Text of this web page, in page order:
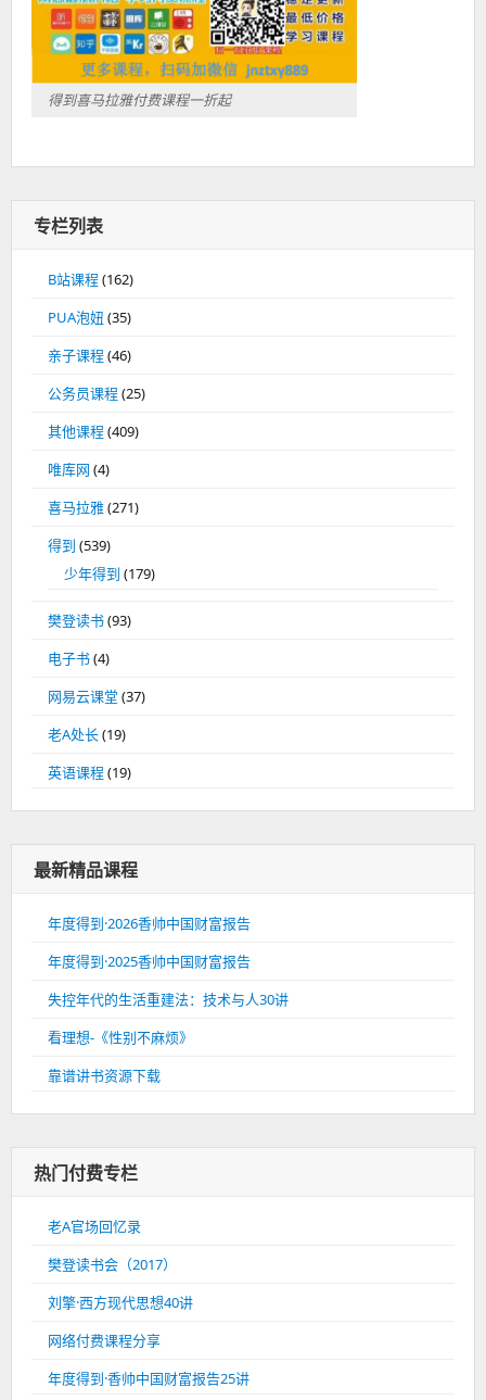
得到喜马拉雅付费课程一折起
专栏列表
B站课程(162)
PUA泡妞 (35)
亲子课程(46)
公务员课程(25)
其他课程(409)
唯库网 (4)
喜马拉雅(271)
得到 (539)
少年得到 (179)
樊登读书(93)
电子书(4)
网易云课堂 (37)
老A处长(19)
英语课程(19)
最新精品课程
年度得到·2026香帅中国财富报告
年度得到·2025香帅中国财富报告
失控年代的生活重建法：技术与人30讲
看理想-《性别不麻烦》
靠谱讲书资源下载
热门付费专栏
老A官场回忆录
樊登读书会（2017）
刘擎·西方现代思想40讲
网络付费课程分享
年度得到·香帅中国财富报告25讲